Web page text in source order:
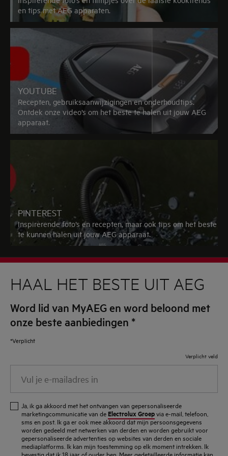
en tips met AEG apparaten.
YOUTUBE
Recepten, gebruiksaanwijzigingen en onderhoudtips.
Ontdek onze video’s om het beste te halen uit jouw AEG
apparaat.
PINTEREST
Inspirerende foto’s en recepten, maar ook tips om het beste
te kunnen halen uit jouw AEG apparaat.
HAAL HET BESTE UIT AEG
Word lid van MyAEG en word beloond met
onze beste aanbiedingen *
*Verplicht
Verplicht veld
mailadres
Ja, ik ga akkoord met het ontvangen van gepersonaliseerde
marketingcommunicatie van de Electrolux Groepvia e-mail, telefoon,
sms en post. Ik ga er ook mee akkoord dat mijn persoonsgegevens
worden gedeeld met netwerken van derden en worden gebruikt voor
gepersonaliseerde advertenties op websites van derden en sociale
mediaplatforms. Ik kan mijn toestemming op elk moment intrekken. Ik
bevestig dat ik 18 jaar of ouder ben. Meer gedetailleerde informatie kan